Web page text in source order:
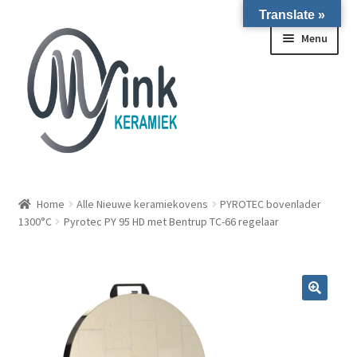
Ga door naar navigatie
Ga naar de inhoud
Menu
WIERINGERWERF
Home Alle Nieuwe keramiekovens
PYROTEC bovenlader
1300°C
Pyrotec PY 95 HD met Bentrup TC-66 regelaar
Translate »